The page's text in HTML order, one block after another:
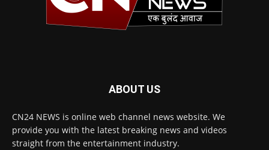
ABOUT US
CN24 NEWS is online web channel news website. We
provide you with the latest breaking news and videos
straight from the entertainment industry.